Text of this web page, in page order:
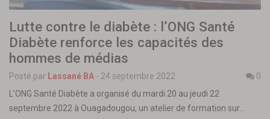
Lutte contre le diabète : l’ONG Santé
Diabète renforce les capacités des
hommes de médias
Posté par Lassané BA - 24 septembre 2022
0
L’ONG Santé Diabète a organisé du mardi 20 au jeudi 22
septembre 2022 à Ouagadougou, un atelier de formation sur…